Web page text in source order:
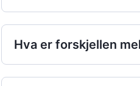
Hva er forskjellen